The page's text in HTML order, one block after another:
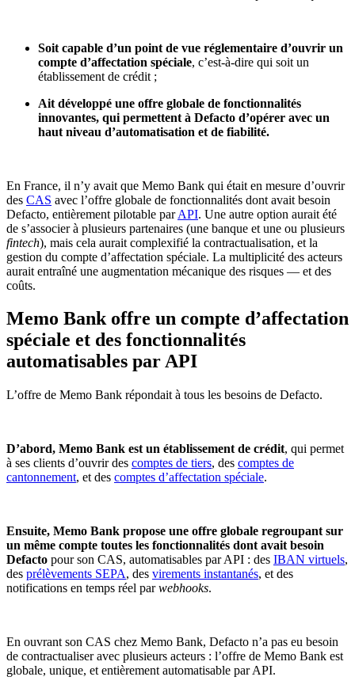
Soit capable d’un point de vue réglementaire d’ouvrir un
compte d’affectation spéciale, c’est-à-dire qui soit un
établissement de crédit ;
Ait développé une offre globale de fonctionnalités
innovantes, qui permettent à Defacto d’opérer avec un
haut niveau d’automatisation et de fiabilité.
En France, il n’y avait que Memo Bank qui était en mesure d’ouvrir
des CAS avec l’offre globale de fonctionnalités dont avait besoin
Defacto, entièrement pilotable parAPI. Une autre option aurait été
de s’associer à plusieurs partenaires (une banque et une ou plusieurs
fintech), mais cela aurait complexifié la contractualisation, et la
gestion du compte d’affectation spéciale. La multiplicité des acteurs
aurait entraîné une augmentation mécanique des risques — et des
coûts.
Memo Bank offre un compte d’affectation
spéciale et des fonctionnalités
automatisables par API
L’offre de Memo Bank répondait à tous les besoins de Defacto.
D’abord, Memo Bank est un établissement de crédit, qui permet
à ses clients d’ouvrir des comptes de tiers, des comptes de
cantonnement, et des comptes d’affectation spéciale.
Ensuite, Memo Bank propose une offre globale regroupant sur
un même compte toutes les fonctionnalités dont avait besoin
Defacto pour son CAS, automatisables par API : des IBAN virtuels,
des prélèvements SEPA, des virements instantanés, et des
notifications en temps réel parwebhooks.
En ouvrant son CAS chez Memo Bank, Defacto n’a pas eu besoin
de contractualiser avec plusieurs acteurs : l’offre de Memo Bank est
globale, unique, et entièrement automatisable par API.